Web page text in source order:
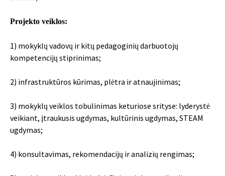
Projekto veiklos:
1) mokyklų vadovų ir kitų pedagoginių darbuotojų
kompetencijų stiprinimas;
2) infrastruktūros kūrimas, plėtra ir atnaujinimas;
3) mokyklų veiklos tobulinimas keturiose srityse: lyderystė
veikiant, įtraukusis ugdymas, kultūrinis ugdymas, STEAM
ugdymas;
4) konsultavimas, rekomendacijų ir analizių rengimas;